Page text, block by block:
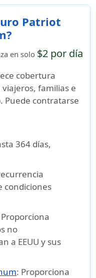
Patriot
en solo $2 por día
cobertura
familias e
Puede contratarse
364 días,
condiciones
no
a EEUU y sus
: Proporciona